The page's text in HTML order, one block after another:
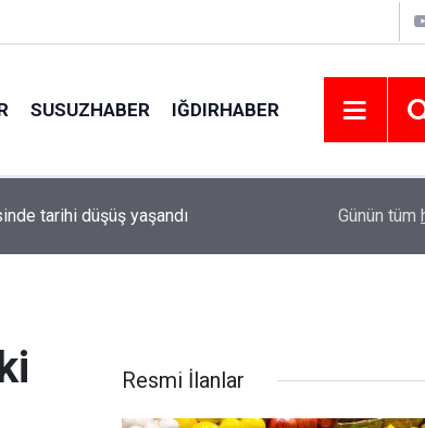
SUSUZHABER IĞDIRHABER
Susuz’daGünün tüm
Resmi İlanlar